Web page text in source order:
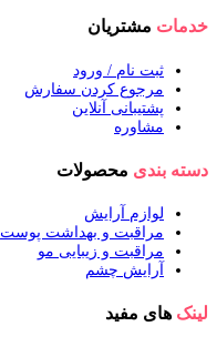
خدمات مشتریان
ثبت نام / ورود
مرجوع کردن سفارش
پشتیبانی آنلاین
مشاوره
دسته بندی محصولات
لوازم آرایش
مراقبت و بهداشت پوست
مراقبت و زیبایی مو
آرایش چشم
لینک های مفید